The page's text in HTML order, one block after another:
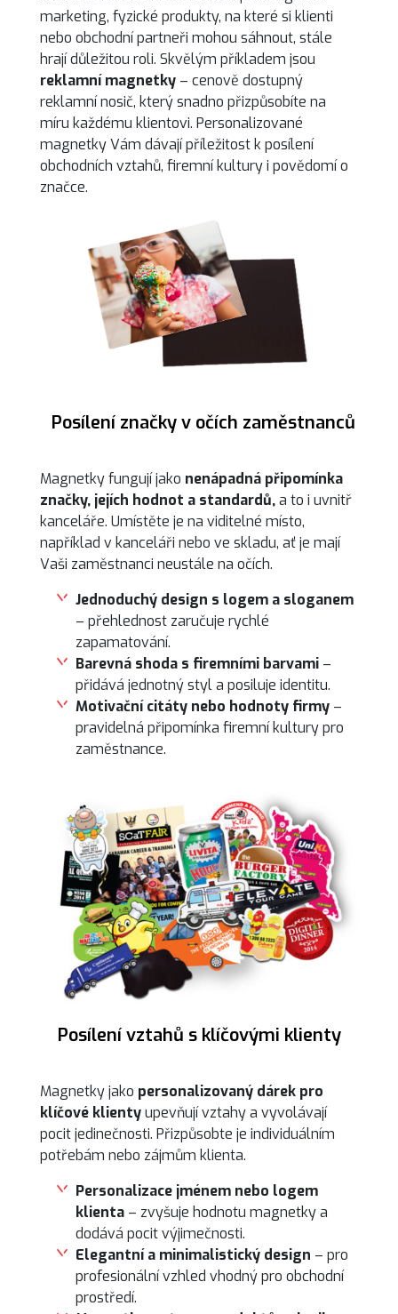
marketing, fyzické produkty, na které si klienti
nebo obchodní partneři mohou sáhnout, stále
hrají důležitou roli. Skvělým příkladem jsou
reklamní magnetky – cenově dostupný
reklamní nosič, který snadno přizpůsobíte na
míru každému klientovi. Personalizované
magnetky Vám dávají příležitost k posílení
obchodních vztahů, firemní kultury i povědomí o
značce.
Posílení značky v očích zaměstnanců
Magnetky fungují jako nenápadná připomínka
značky, jejích hodnot a standardů,a to i uvnitř
kanceláře. Umístěte je na viditelné místo,
například v kanceláři nebo ve skladu, ať je mají
Vaši zaměstnanci neustále na očích.
Jednoduchý design s logem a sloganem
– přehlednost zaručuje rychlé
zapamatování.
Barevná shoda s firemními barvami –
přidává jednotný styl a posiluje identitu.
Motivační citáty nebo hodnoty firmy –
pravidelná připomínka firemní kultury pro
zaměstnance.
Posílení vztahů s klíčovými klienty
Magnetky jako personalizovaný dárek pro
klíčové klientyupevňují vztahy a vyvolávají
pocit jedinečnosti. Přizpůsobte je individuálním
potřebám nebo zájmům klienta.
Personalizace jménem nebo logem
klienta – zvyšuje hodnotu magnetky a
dodává pocit výjimečnosti.
Elegantní a minimalistický design – pro
profesionální vzhled vhodný pro obchodní
prostředí.